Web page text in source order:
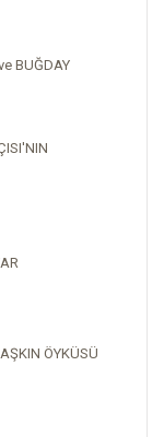
BUĞDAY
ÖYKÜSÜ